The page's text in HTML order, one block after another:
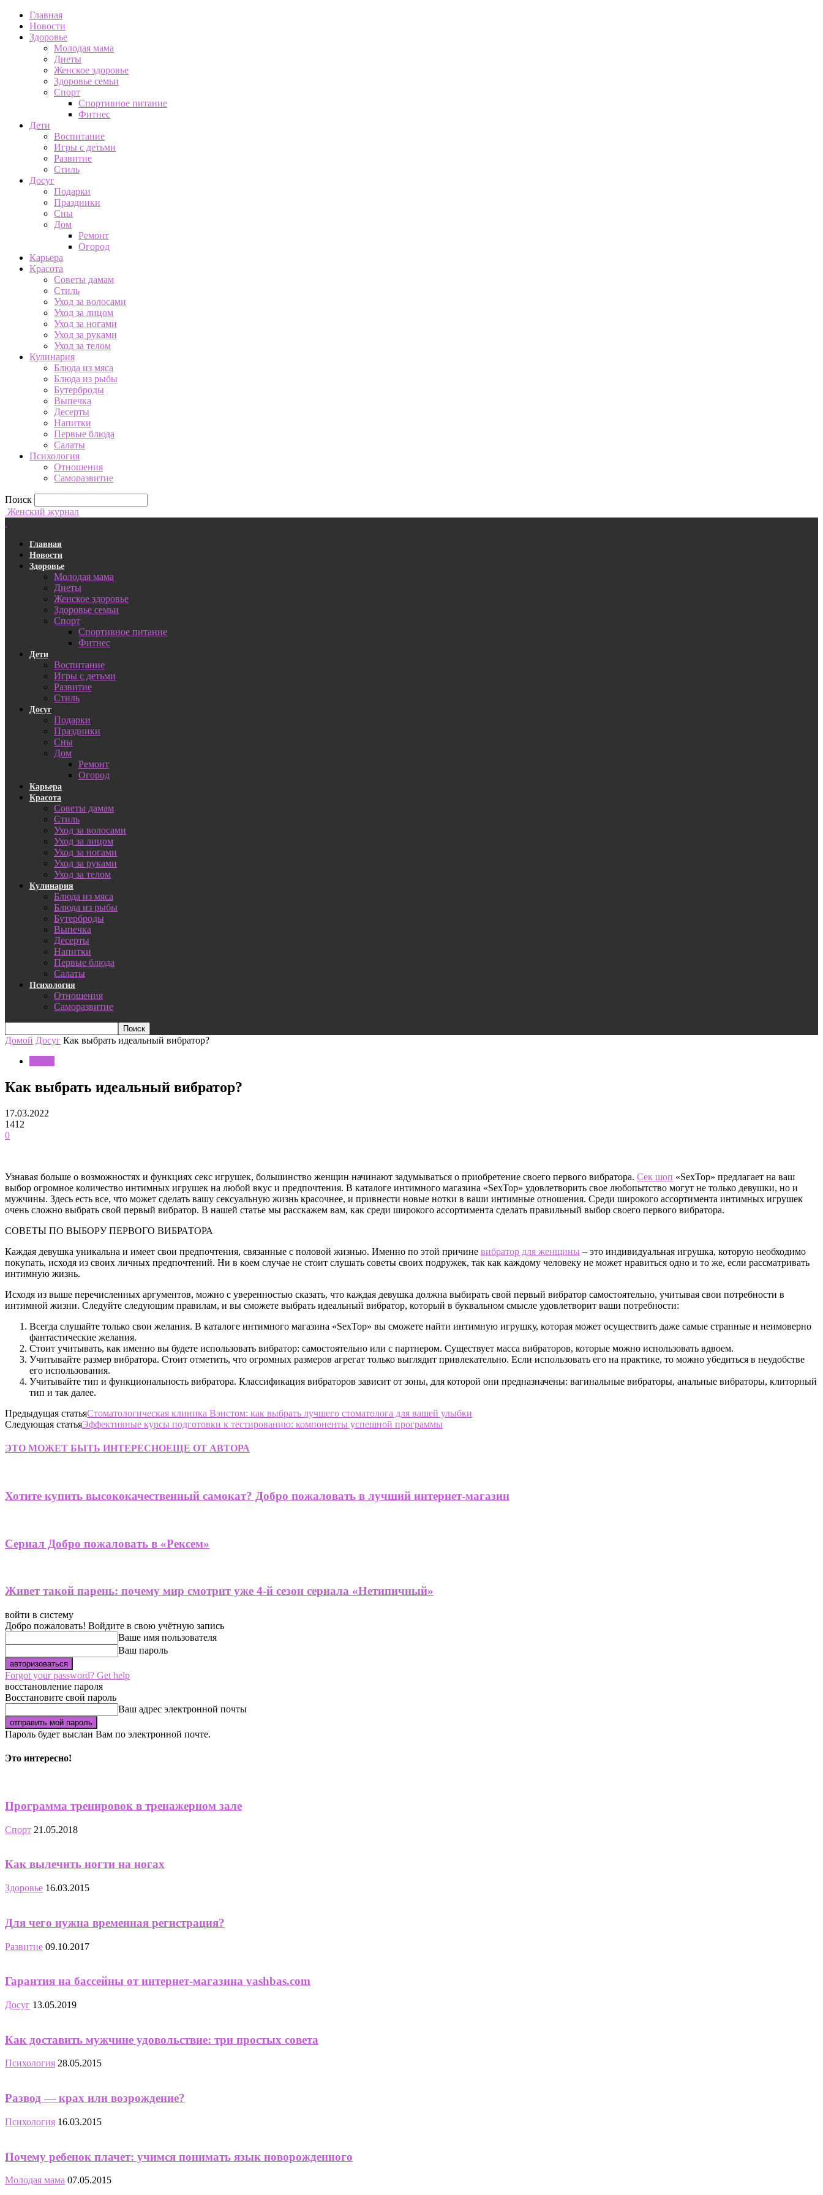
Главная
Новости
Здоровье
Молодая мама
Диеты
Женское здоровье
Здоровье семьи
Спорт
Спортивное питание
Фитнес
Дети
Воспитание
Игры с детьми
Развитие
Стиль
Досуг
Подарки
Праздники
Сны
Дом
Ремонт
Огород
Карьера
Красота
Советы дамам
Стиль
Уход за волосами
Уход за лицом
Уход за ногами
Уход за руками
Уход за телом
Кулинария
Блюда из мяса
Блюда из рыбы
Бутерброды
Выпечка
Десерты
Напитки
Первые блюда
Салаты
Психология
Отношения
Саморазвитие
Поиск
Женский журнал
Главная
Новости
Здоровье
Молодая мама
Диеты
Женское здоровье
Здоровье семьи
Спорт
Спортивное питание
Фитнес
Дети
Воспитание
Игры с детьми
Развитие
Стиль
Досуг
Подарки
Праздники
Сны
Дом
Ремонт
Огород
Карьера
Красота
Советы дамам
Стиль
Уход за волосами
Уход за лицом
Уход за ногами
Уход за руками
Уход за телом
Кулинария
Блюда из мяса
Блюда из рыбы
Бутерброды
Выпечка
Десерты
Напитки
Первые блюда
Салаты
Психология
Отношения
Саморазвитие
Домой Досуг Как выбрать идеальный вибратор?
Как выбрать идеальный вибратор?
17.03.2022
1412
0
Узнавая больше о возможностях и функциях секс игрушек, большинство женщин начинают задумываться о приобретение своего первого вибратора. Сек шоп «SexTop» предлагает на ваш
выбор огромное количество интимных игрушек на любой вкус и предпочтения. В каталоге интимного магазина «SexTop» удовлетворить свое любопытство могут не только девушки, но и
мужчины. Здесь есть все, что может сделать вашу сексуальную жизнь красочнее, и привнести новые нотки в ваши интимные отношения. Среди широкого ассортимента интимных игрушек
очень сложно выбрать свой первый вибратор. В нашей статье мы расскажем вам, как среди широкого ассортимента сделать правильный выбор своего первого вибратора.
СОВЕТЫ ПО ВЫБОРУ ПЕРВОГО ВИБРАТОРА
Каждая девушка уникальна и имеет свои предпочтения, связанные с половой жизнью. Именно по этой причине вибратор для женщины – это индивидуальная игрушка, которую необходимо
покупать, исходя из своих личных предпочтений. Ни в коем случае не стоит слушать советы своих подружек, так как каждому человеку не может нравиться одно и то же, если рассматривать
интимную жизнь.
Исходя из выше перечисленных аргументов, можно с уверенностью сказать, что каждая девушка должна выбирать свой первый вибратор самостоятельно, учитывая свои потребности в
интимной жизни. Следуйте следующим правилам, и вы сможете выбрать идеальный вибратор, который в буквальном смысле удовлетворит ваши потребности:
Всегда слушайте только свои желания. В каталоге интимного магазина «SexTop» вы сможете найти интимную игрушку, которая может осуществить даже самые странные и неимоверно
фантастические желания.
Стоит учитывать, как именно вы будете использовать вибратор: самостоятельно или с партнером. Существует масса вибраторов, которые можно использовать вдвоем.
Учитывайте размер вибратора. Стоит отметить, что огромных размеров агрегат только выглядит привлекательно. Если использовать его на практике, то можно убедиться в неудобстве
его использования.
Учитывайте тип и функциональность вибратора. Классификация вибраторов зависит от зоны, для которой они предназначены: вагинальные вибраторы, анальные вибраторы, клиторный
тип и так далее.
Предыдущая статьяСтоматологическая клиника Вэнстом: как выбрать лучшего стоматолога для вашей улыбки
Следующая статьяЭффективные курсы подготовки к тестированию: компоненты успешной программы
ЭТО МОЖЕТ БЫТЬ ИНТЕРЕСНОЕЩЕ ОТ АВТОРА
Хотите купить высококачественный самокат? Добро пожаловать в лучший интернет-магазин
Сериал Добро пожаловать в «Рексем»
Живет такой парень: почему мир смотрит уже 4-й сезон сериала «Нетипичный»
войти в систему
Добро пожаловать! Войдите в свою учётную запись
Ваше имя пользователя
Ваш пароль
Forgot your password? Get help
восстановление пароля
Восстановите свой пароль
Ваш адрес электронной почты
Пароль будет выслан Вам по электронной почте.
Это интересно!
Программа тренировок в тренажерном зале
Спорт 21.05.2018
Как вылечить ногти на ногах
Здоровье 16.03.2015
Для чего нужна временная регистрация?
Развитие 09.10.2017
Гарантия на бассейны от интернет-магазина vashbas.com
Досуг 13.05.2019
Как доставить мужчине удовольствие: три простых совета
Психология 28.05.2015
Развод — крах или возрождение?
Психология 16.03.2015
Почему ребенок плачет: учимся понимать язык новорожденного
Молодая мама 07.05.2015